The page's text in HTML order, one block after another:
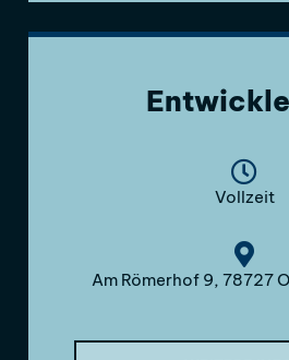
Vollzeit
Am Römerhof 9, 78727